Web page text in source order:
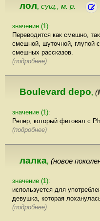
лол, сущ., м. р.
значение (1):
Переводится как смешно,
смешной, шуточной, глупой
смешных рассказов.
(подробнее)
Boulevard depo,
значение (1):
Репер, который фитовал с
(подробнее)
лалка, (новое
значение (1):
используется для
девушка, которая
(подробнее)